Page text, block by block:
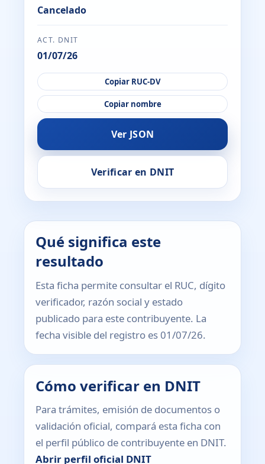
Cancelado
ACT. DNIT
01/07/26
Copiar RUC-DV
Copiar nombre
Ver JSON
Verificar en DNIT
Qué significa este
resultado
Esta ficha permite consultar el RUC, dígito
verificador, razón social y estado
publicado para este contribuyente. La
fecha visible del registro es 01/07/26.
Cómo verificar en DNIT
Para trámites, emisión de documentos o
validación oficial, compará esta ficha con
el perfil público de contribuyente en DNIT.
Abrir perfil oficial DNIT